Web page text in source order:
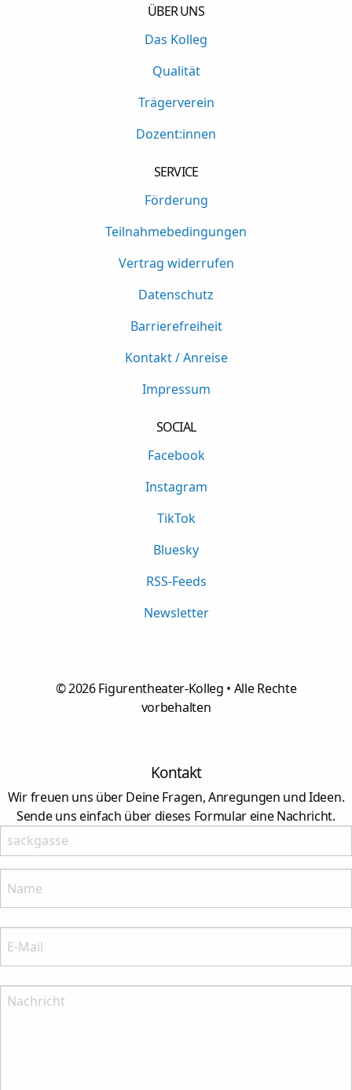
ÜBER UNS
Das Kolleg
Qualität
Trägerverein
Dozent:innen
SERVICE
Förderung
Teilnahmebedingungen
Vertrag widerrufen
Datenschutz
Barrierefreiheit
Kontakt / Anreise
Impressum
SOCIAL
Facebook
Instagram
TikTok
Bluesky
RSS-Feeds
Newsletter
©2026Figurentheater-Kolleg • Alle Rechte
vorbehalten
Kontakt
Wir freuen uns über Deine Fragen, Anregungen und Ideen.
Sende uns einfach über dieses Formular eine Nachricht.
Lasses leer
Bitte nenne Deinen Namenn
Bitte nenne Deine E-Mail-Anschrift
Nachricht: